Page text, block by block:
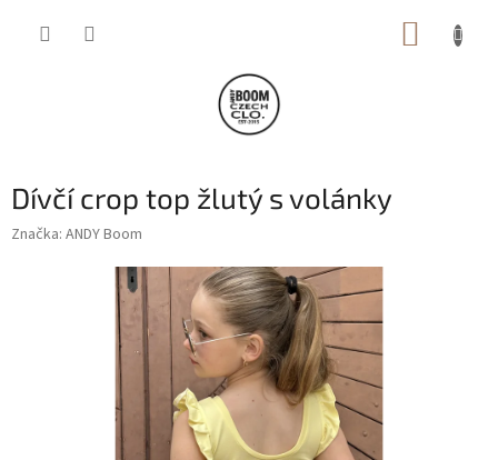
Dívčí crop top žlutý s volánky
Značka: ANDY Boom